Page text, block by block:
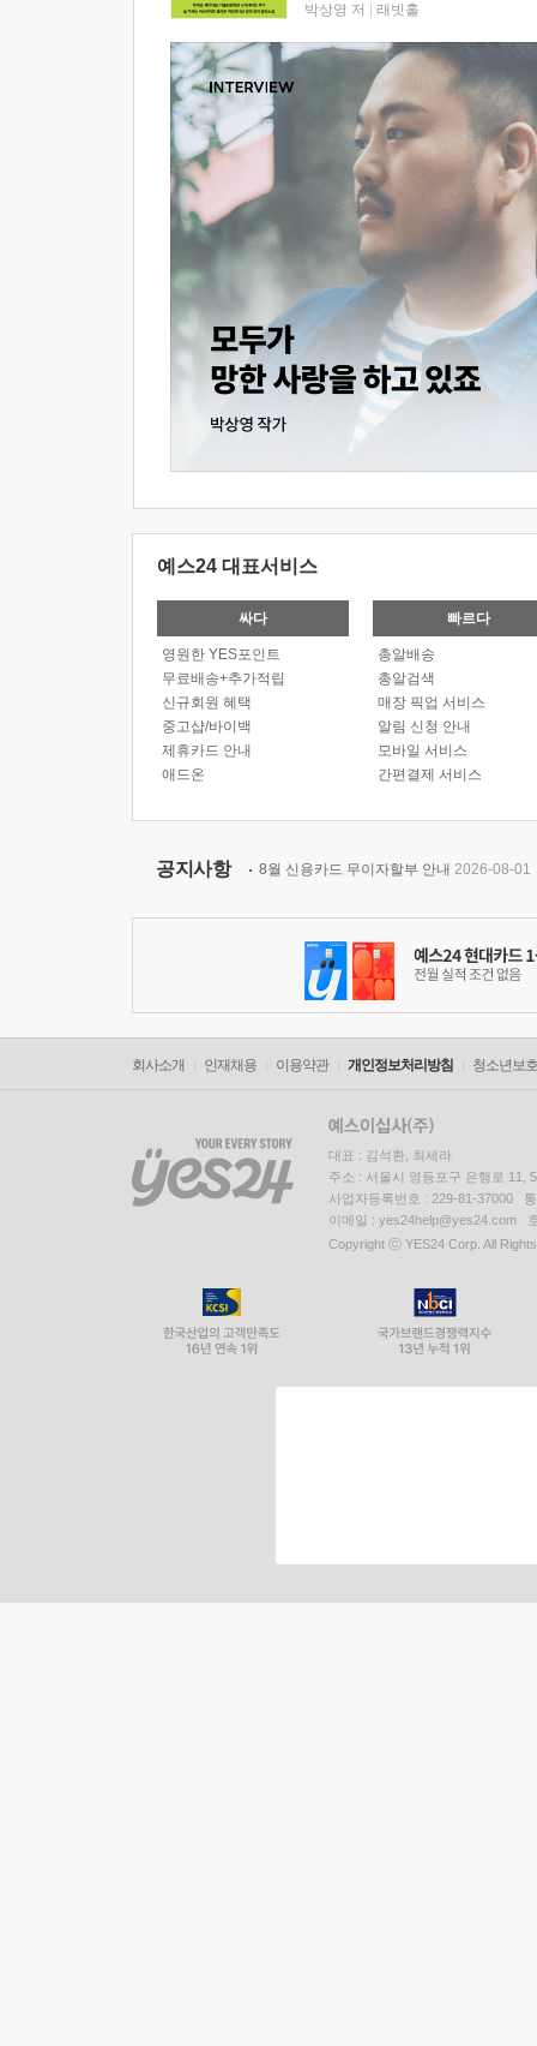
박상영 저 래빗홀
예스24 대표서비스
싸다
영원한 YES포인트
무료배송+추가적립
신규회원 혜택
중고샵/바이백
제휴카드 안내
애드온
빠르다
총알배송
총알검색
매장 픽업 서비스
알림 신청 안내
모바일 서비스
간편결제 서비스
공지사항 8월 신용카드 무이자할부 안내 2026-08-01
회사소개 인재채용 이용약관 개인정보처리방침 청소년보
대표 : 김석환, 최세라
주소 : 서울시 영등포구 은행로 11,
사업자등록번호 : 229-81-37000
이메일 : yes24help@yes24.com
Copyright ⓒ YES24 Corp. All